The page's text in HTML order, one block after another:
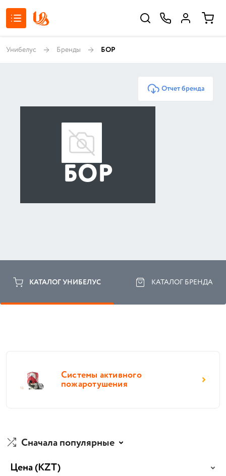
Унибелус Бренды БОР
Отчет бренда
БОР
КАТАЛОГ УНИБЕЛУС КАТАЛОГ БРЕНДА
Системы активного
пожаротушения
Сначала популярные
Цена(KZT)